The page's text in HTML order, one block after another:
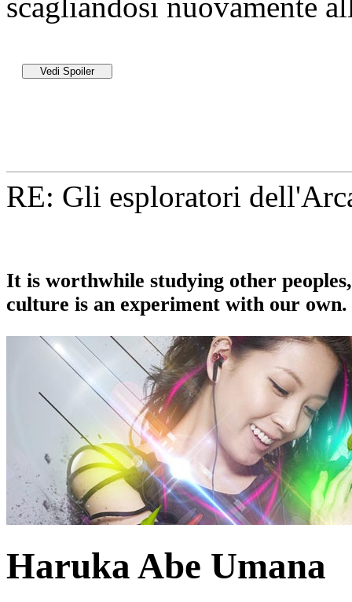
RE: Gli esploratori
It is worthwhile studying other
culture is an experiment with our own.
Haruka Abe Umana